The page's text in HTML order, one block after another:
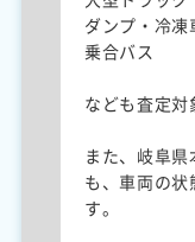
ダンプ・冷凍
乗合バス
なども査定対
また、岐阜
も、車両の
す。